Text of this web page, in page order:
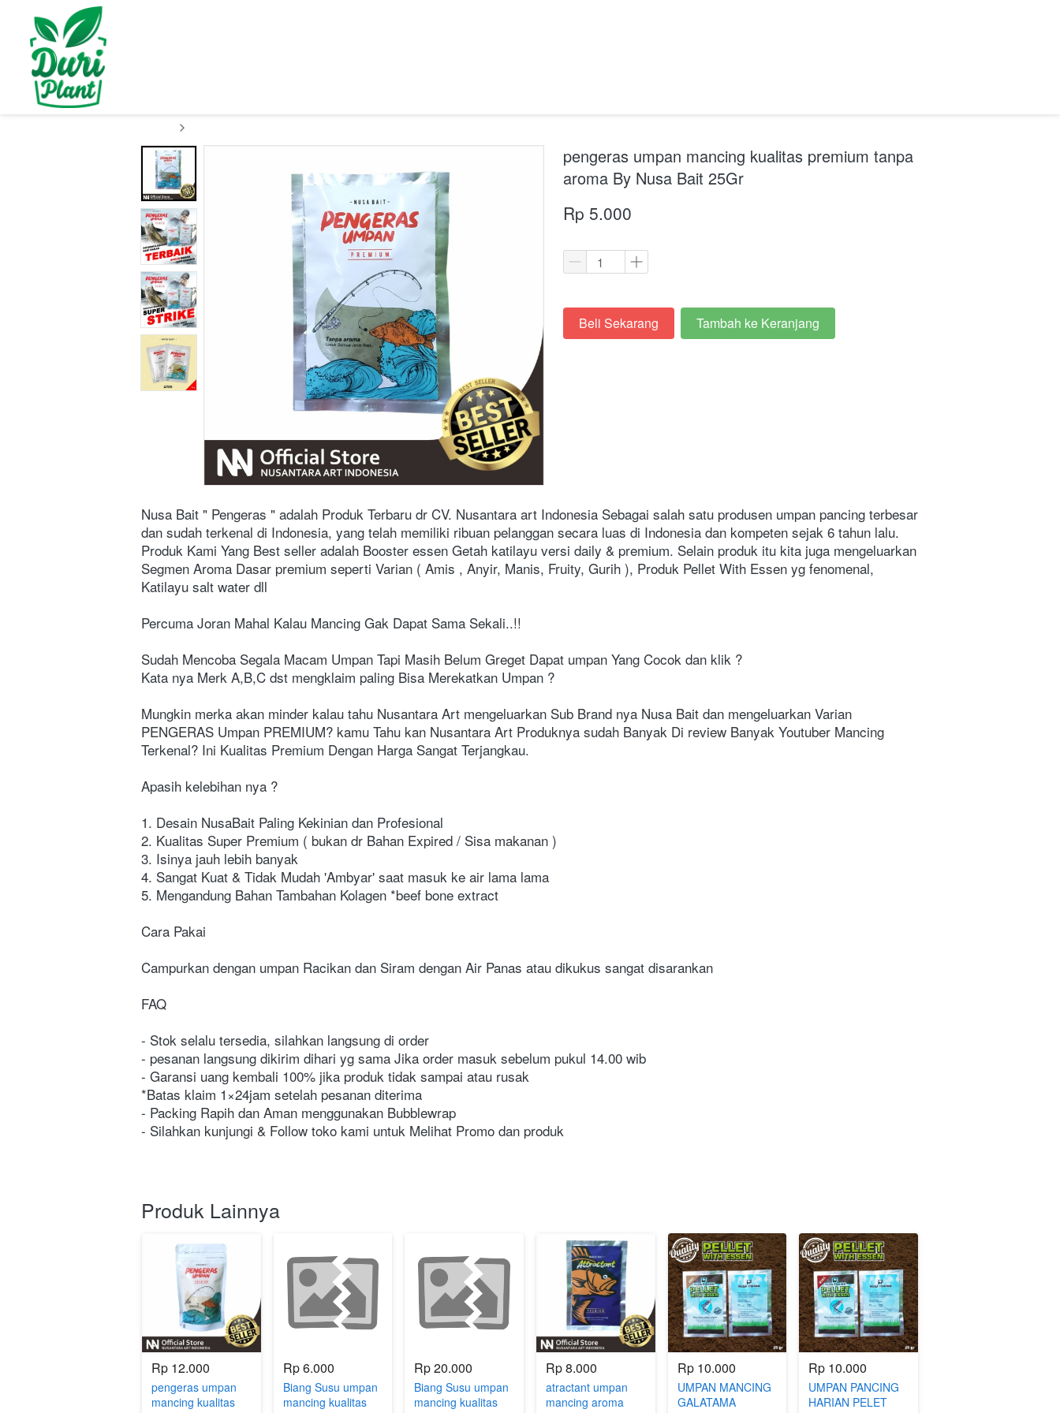
pengeras umpan mancing kualitas premium tanpa
aroma By Nusa Bait 25Gr
Rp 5.000
`Beli Sekarang `
Tambah ke Keranjang
Nusa Bait " Pengeras " adalah Produk Terbaru dr CV. Nusantara art Indonesia Sebagai salah satu produsen umpan pancing terbesar
dan sudah terkenal di Indonesia, yang telah memiliki ribuan pelanggan secara luas di Indonesia dan kompeten sejak 6 tahun lalu.
Produk Kami Yang Best seller adalah Booster essen Getah katilayu versi daily & premium. Selain produk itu kita juga mengeluarkan
Segmen Aroma Dasar premium seperti Varian ( Amis , Anyir, Manis, Fruity, Gurih ), Produk Pellet With Essen yg fenomenal,
Katilayu salt water dll
Percuma Joran Mahal Kalau Mancing Gak Dapat Sama Sekali..!!
Sudah Mencoba Segala Macam Umpan Tapi Masih Belum Greget Dapat umpan Yang Cocok dan klik ?
Kata nya Merk A,B,C dst mengklaim paling Bisa Merekatkan Umpan ?
Mungkin merka akan minder kalau tahu Nusantara Art mengeluarkan Sub Brand nya Nusa Bait dan mengeluarkan Varian
PENGERAS Umpan PREMIUM? kamu Tahu kan Nusantara Art Produknya sudah Banyak Di review Banyak Youtuber Mancing
Terkenal? Ini Kualitas Premium Dengan Harga Sangat Terjangkau.
Apasih kelebihan nya ?
1. Desain NusaBait Paling Kekinian dan Profesional
2. Kualitas Super Premium ( bukan dr Bahan Expired / Sisa makanan )
3. Isinya jauh lebih banyak
4. Sangat Kuat & Tidak Mudah 'Ambyar' saat masuk ke air lama lama
5. Mengandung Bahan Tambahan Kolagen *beef bone extract
Cara Pakai
Campurkan dengan umpan Racikan dan Siram dengan Air Panas atau dikukus sangat disarankan
FAQ
- Stok selalu tersedia, silahkan langsung di order
- pesanan langsung dikirim dihari yg sama Jika order masuk sebelum pukul 14.00 wib
- Garansi uang kembali 100% jika produk tidak sampai atau rusak
*Batas klaim 1×24jam setelah pesanan diterima
- Packing Rapih dan Aman menggunakan Bubblewrap
- Silahkan kunjungi & Follow toko kami untuk Melihat Promo dan produk
Produk Lainnya
Rp 12.000
pengeras umpan
mancing kualitas
Rp 6.000
Biang Susu umpan
mancing kualitas
Rp 20.000
Biang Susu umpan
mancing kualitas
Rp 8.000
atractant umpan
mancing aroma
Rp 10.000
UMPAN MANCING
GALATAMA
Rp 10.000
UMPAN PANCING
HARIAN PELET